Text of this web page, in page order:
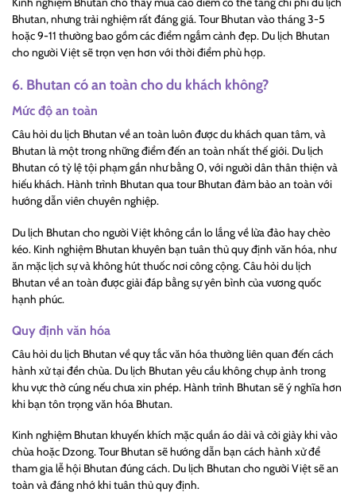
Bhutan, nhưng trải nghiệm rất đáng giá. Tour Bhutan vào tháng 3-5
hoặc 9-11 thường bao gồm các điểm ngắm cảnh đẹp. Du lịch Bhutan
cho người Việt sẽ trọn vẹn hơn với thời điểm phù hợp.
6. Bhutan có an toàn cho du khách không?
Mức độ an toàn
Câu hỏi du lịch Bhutan về an toàn luôn được du khách quan tâm, và
Bhutan là một trong những điểm đến an toàn nhất thế giới. Du lịch
Bhutan có tỷ lệ tội phạm gần như bằng 0, với người dân thân thiện và
hiếu khách. Hành trình Bhutan qua tour Bhutan đảm bảo an toàn với
hướng dẫn viên chuyên nghiệp.
Du lịch Bhutan cho người Việt không cần lo lắng về lừa đảo hay chèo
kéo. Kinh nghiệm Bhutan khuyên bạn tuân thủ quy định văn hóa, như
ăn mặc lịch sự và không hút thuốc nơi công cộng. Câu hỏi du lịch
Bhutan về an toàn được giải đáp bằng sự yên bình của vương quốc
hạnh phúc.
Quy định văn hóa
Câu hỏi du lịch Bhutan về quy tắc văn hóa thường liên quan đến cách
hành xử tại đền chùa. Du lịch Bhutan yêu cầu không chụp ảnh trong
khu vực thờ cúng nếu chưa xin phép. Hành trình Bhutan sẽ ý nghĩa hơn
khi bạn tôn trọng văn hóa Bhutan.
Kinh nghiệm Bhutan khuyến khích mặc quần áo dài và cởi giày khi vào
chùa hoặc Dzong. Tour Bhutan sẽ hướng dẫn bạn cách hành xử để
tham gia lễ hội Bhutan đúng cách. Du lịch Bhutan cho người Việt sẽ an
toàn và đáng nhớ khi tuân thủ quy định.